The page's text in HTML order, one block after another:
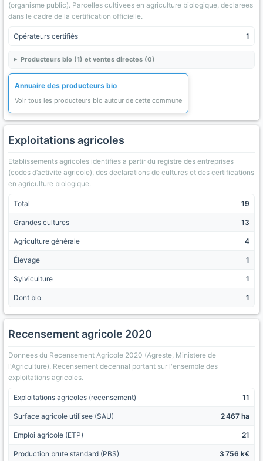
(organisme public). Parcelles cultivees en agriculture biologique, declarees
dans le cadre de la certification officielle.
Opérateurs certifiés 1
Producteurs bio (1) et ventes directes (0)
Annuaire des producteurs bio
Voir tous les producteurs bio autour de cette commune
Exploitations agricoles
Etablissements agricoles identifies a partir du registre des entreprises
(codes d’activite agricole), des declarations de cultures et des certifications
en agriculture biologique.
Total 19
Grandes cultures 13
Agriculture générale 4
Élevage 1
Sylviculture 1
Dont bio 1
Recensement agricole 2020
Donnees du Recensement Agricole 2020 (Agreste, Ministere de
l'Agriculture). Recensement decennal portant sur l'ensemble des
exploitations agricoles.
Exploitations agricoles (recensement) 11
Surface agricole utilisee (SAU) 2 467 ha
Emploi agricole (ETP) 21
Production brute standard (PBS)
3 756 k€